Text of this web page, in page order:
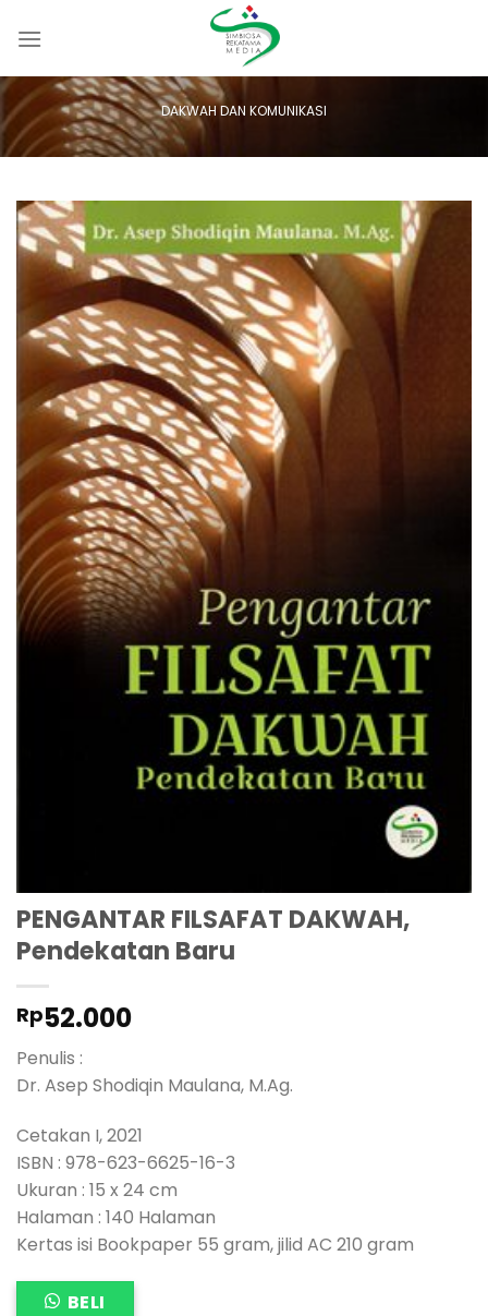
DAKWAH DAN KOMUNIKASI
PENGANTAR FILSAFAT DAKWAH,
Pendekatan Baru
Rp52.000
Penulis :
Dr. Asep Shodiqin Maulana, M.Ag.
Cetakan I, 2021
ISBN : 978-623-6625-16-3
Ukuran : 15 x 24 cm
Halaman : 140 Halaman
Kertas isi Bookpaper 55 gram, jilid AC 210 gram
BELI